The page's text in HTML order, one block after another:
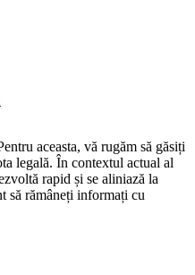
aceasta, vă rugăm să găsiți
legală. În contextul actual al
rapid și se aliniază la
să rămâneți informați cu